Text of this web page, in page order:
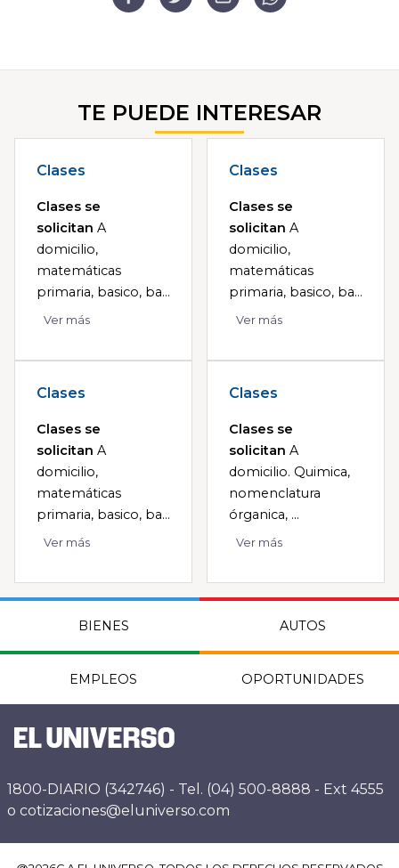
TE PUEDE INTERESAR
Clases
Clases se
solicitan A
domicilio,
matemáticas
primaria, basico, ba...
Ver más
Clases
Clases se
solicitan A
domicilio,
matemáticas
primaria, basico, ba...
Ver más
Clases
Clases se
solicitan A
domicilio,
matemáticas
primaria, basico, ba...
Ver más
Clases
Clases se
solicitan A
domicilio. Quimica,
nomenclatura
órganica, ...
Ver más
BIENES AUTOS
EMPLEOS OPORTUNIDADES
1800-DIARIO (342746) - Tel. (04) 500-8888 - Ext 4555
o cotizaciones@eluniverso.com